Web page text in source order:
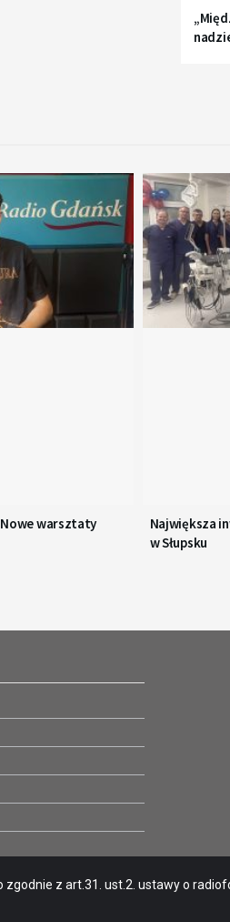
Nowe warsztaty
Największa
w Słupsku
z art.31. ust.2. ustawy o